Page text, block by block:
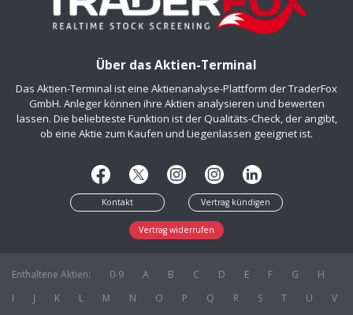
Über das Aktien-Terminal
Das Aktien-Terminal ist eine Aktienanalyse-Plattform der TraderFox
GmbH. Anleger können ihre Aktien analysieren und bewerten
lassen. Die beliebteste Funktion ist der Qualitäts-Check, der angibt,
ob eine Aktie zum Kaufen und Liegenlassen geeignet ist.
Kontakt Vertrag kündigen
Vertrag widerrufen
Enthaltene Aktien: 0-9 A B C D E F G
H
I
J K L M N O P Q R S T U
V